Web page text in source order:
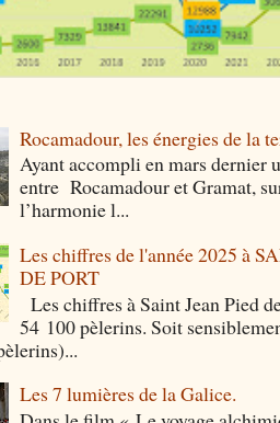
Rocamadour, les énergies de la
Ayant accompli en mars dernier
entre Rocamadour et Gramat,
l’harmonie l...
Les chiffres de l'année 2025 à
DE PORT
Les chiffres à Saint Jean Pied
54 100 pèlerins. Soit
Les 7 lumières de la Galice.